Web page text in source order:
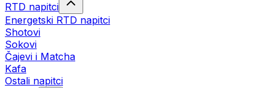
RTD napitci
Energetski RTD napitci
Shotovi
Sokovi
Čajevi i Matcha
Kafa
Ostali napitci